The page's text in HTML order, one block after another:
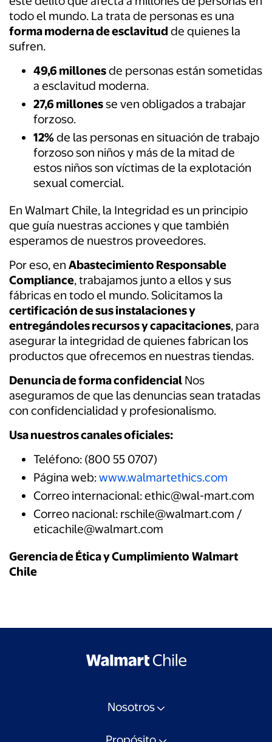
todo el mundo. La trata de personas es una
forma moderna de esclavitud de quienes la
sufren.
49,6 millonesde personas están sometidas
a esclavitud moderna.
27,6 millonesse ven obligados a trabajar
forzoso.
12%de las personas en situación de trabajo
forzoso son niños y más de la mitad de
estos niños son víctimas de la explotación
sexual comercial.
En Walmart Chile, la Integridad es un principio
que guía nuestras acciones y que también
esperamos de nuestros proveedores.
Por eso, en Abastecimiento Responsable
Compliance, trabajamos junto a ellos y sus
fábricas en todo el mundo. Solicitamos la
certificación de sus instalaciones y
entregándoles recursos y capacitaciones, para
asegurar la integridad de quienes fabrican los
productos que ofrecemos en nuestras tiendas.
Denuncia de forma confidencial Nos
aseguramos de que las denuncias sean tratadas
con confidencialidad y profesionalismo.
Usa nuestros canales oficiales:
Teléfono: (800 55 0707)
Página web:www.walmartethics.com
Correo internacional: ethic@wal-mart.com
Correo nacional: rschile@walmart.com /
eticachile@walmart.com
Gerencia de Ética y Cumplimiento Walmart
Chile
Nosotros